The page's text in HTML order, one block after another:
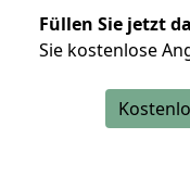
Füllen Sie jetzt
Sie kostenlose